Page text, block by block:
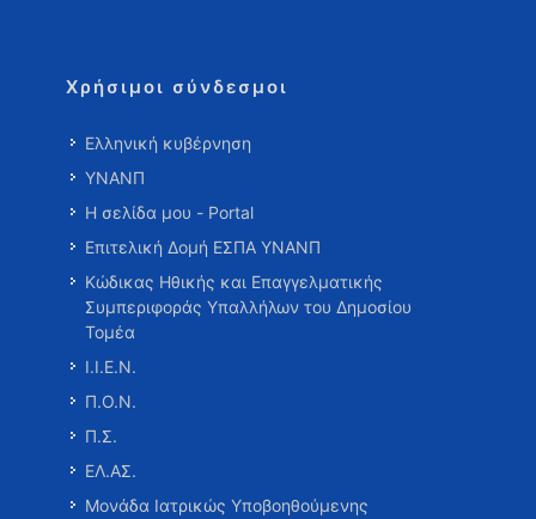
Χρήσιμοι σύνδεσμοι
Ελληνική κυβέρνηση
ΥΝΑΝΠ
Η σελίδα μου - Portal
Επιτελική Δομή ΕΣΠΑ ΥΝΑΝΠ
Κώδικας Ηθικής και Επαγγελματικής
Συμπεριφοράς Υπαλλήλων του Δημοσίου
Τομέα
Ι.Ι.Ε.Ν.
Π.Ο.Ν.
Π.Σ.
ΕΛ.ΑΣ.
Μονάδα Ιατρικώς Υποβοηθούμενης